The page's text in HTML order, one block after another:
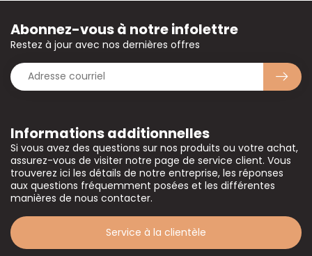
Informations additionnelles
Si vous avez des questions sur nos produits ou votre achat,
assurez-vous de visiter notre page de service client. Vous
trouverez ici les détails de notre entreprise, les réponses
aux questions fréquemment posées et les différentes
manières de nous contacter.
Service à la clientèle
Abonnez-vous à notre infolettre
Restez à jour avec nos dernières offres